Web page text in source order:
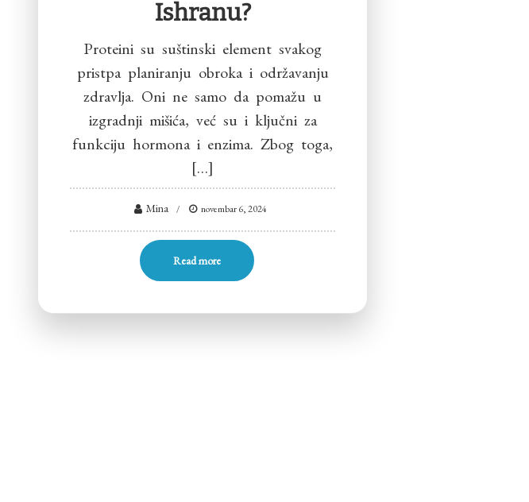
Ishranu?
Proteini su suštinski element svakog
pristpa planiranju obroka i održavanju
zdravlja. Oni ne samo da pomažu u
izgradnji mišića, već su i ključni za
funkciju hormona i enzima. Zbog toga,
[…]
Mina novembar 6, 2024
Read more